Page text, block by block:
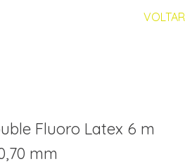
VOLTAR
Fluoro Latex 6 m
mm